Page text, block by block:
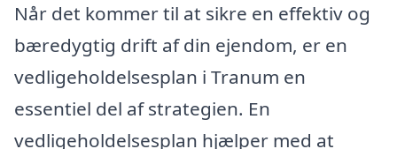
Når det kommer til at sikre en effektiv og
bæredygtig drift af din ejendom, er en
vedligeholdelsesplan i Tranum en
essentiel del af strategien. En
vedligeholdelsesplan hjælper med at